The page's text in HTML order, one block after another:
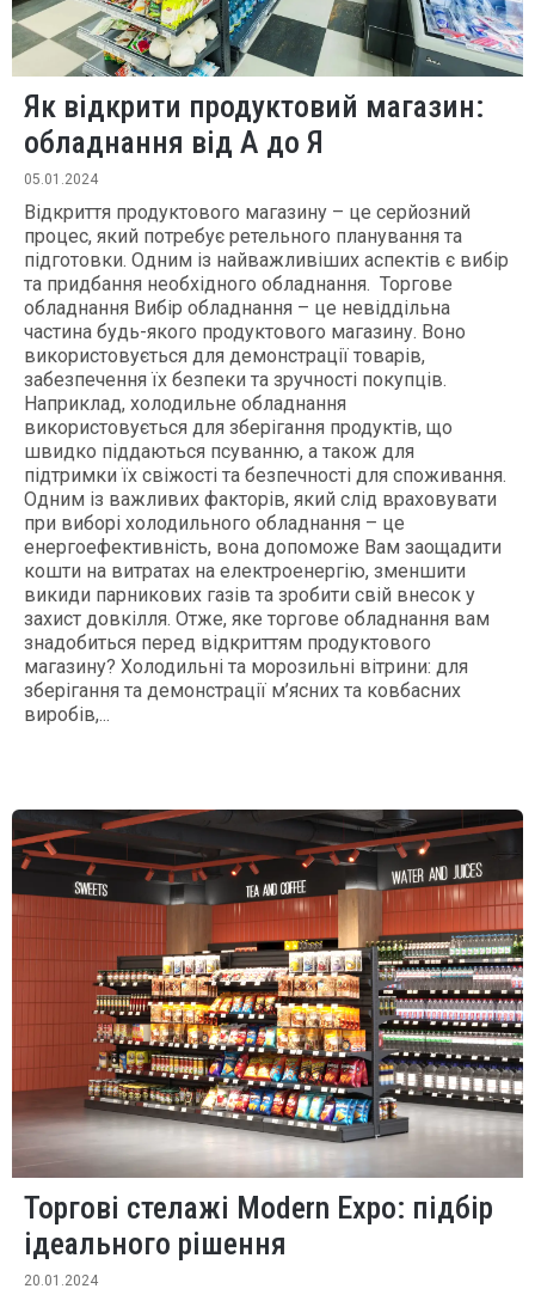
Як відкрити продуктовий магазин:
обладнання від А до Я
05.01.2024
Відкриття продуктового магазину – це серйозний
процес, який потребує ретельного планування та
підготовки. Одним із найважливіших аспектів є вибір
та придбання необхідного обладнання. Торгове
обладнання Вибір обладнання – це невіддільна
частина будь-якого продуктового магазину. Воно
використовується для демонстрації товарів,
забезпечення їх безпеки та зручності покупців.
Наприклад, холодильне обладнання
використовується для зберігання продуктів, що
швидко піддаються псуванню, а також для
підтримки їх свіжості та безпечності для споживання.
Одним із важливих факторів, який слід враховувати
при виборі холодильного обладнання – це
енергоефективність, вона допоможе Вам заощадити
кошти на витратах на електроенергію, зменшити
викиди парникових газів та зробити свій внесок у
захист довкілля. Отже, яке торгове обладнання вам
знадобиться перед відкриттям продуктового
магазину? Холодильні та морозильні вітрини: для
зберігання та демонстрації м’ясних та ковбасних
виробів,...
Торгові стелажі Modern Expo: підбір
ідеального рішення
20.01.2024